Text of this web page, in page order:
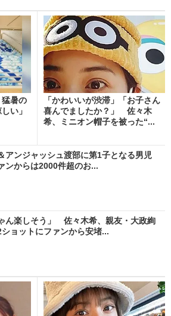
猛暑の
い」
「かわいいが渋滞」「お子さん
喜んでましたか？」 佐々木
希、ミニオン帽子を被った“...
アンジャッシュ渡部に第1子となる男児
からは2000件超のお...
ん楽しそう」 佐々木希、親友・大政絢
ショットにファンから安堵...